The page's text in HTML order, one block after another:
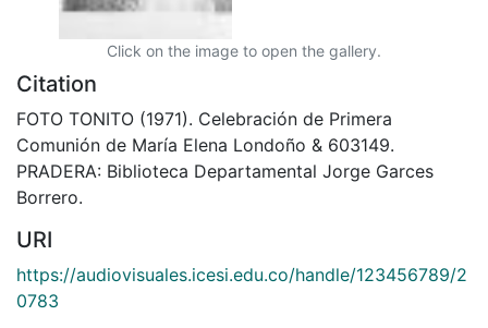
Click on the image to open the gallery.
Citation
FOTO TONITO (1971). Celebración de Primera
Comunión de María Elena Londoño & 603149.
PRADERA: Biblioteca Departamental Jorge Garces
Borrero.
URI
https://audiovisuales.icesi.edu.co/handle/123456789/2
0783